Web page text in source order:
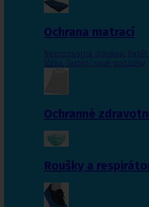
Ochrana matrací
Nepropustná ochrana,
lůžka, Textilní savé podložky
Ochranné
Roušky a